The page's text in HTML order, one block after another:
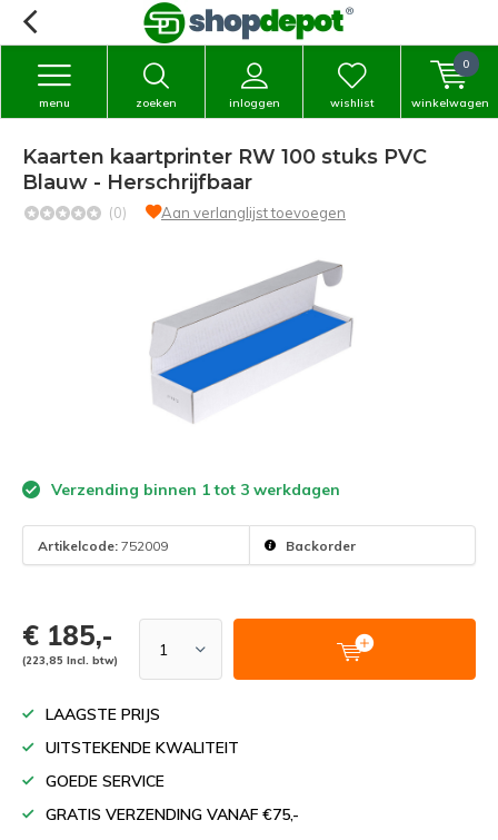
zoeken inloggen
menu wishlist winkelwagen
0
Kaarten kaartprinter RW 100 stuks PVC
Blauw - Herschrijfbaar
(0) Aan verlanglijst toevoegen
Verzending binnen 1 tot 3 werkdagen
Artikelcode: 752009 Backorder
€ 185,-
(223,85 Incl. btw)
LAAGSTE PRIJS
UITSTEKENDE KWALITEIT
GOEDE SERVICE
GRATIS VERZENDING VANAF €75,-